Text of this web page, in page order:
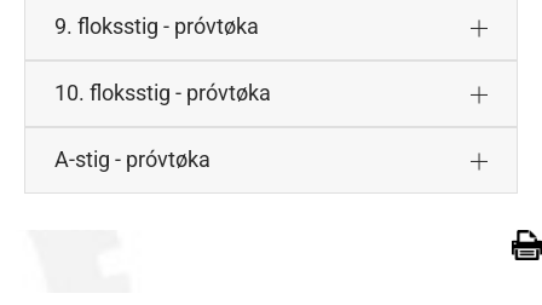
9. floksstig - próvtøka
10. floksstig - próvtøka
A-stig - próvtøka